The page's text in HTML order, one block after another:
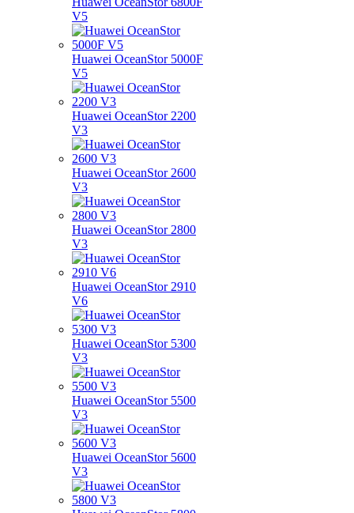
V5
Huawei OceanStor 5000F
V5
Huawei OceanStor 2200
V3
Huawei OceanStor 2600
V3
Huawei OceanStor 2800
V3
Huawei OceanStor 2910
V6
Huawei OceanStor 5300
V3
Huawei OceanStor 5500
V3
Huawei OceanStor 5600
V3